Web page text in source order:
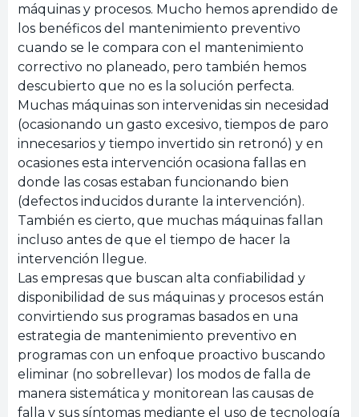
máquinas y procesos. Mucho hemos aprendido de
los benéficos del mantenimiento preventivo
cuando se le compara con el mantenimiento
correctivo no planeado, pero también hemos
descubierto que no es la solución perfecta.
Muchas máquinas son intervenidas sin necesidad
(ocasionando un gasto excesivo, tiempos de paro
innecesarios y tiempo invertido sin retronó) y en
ocasiones esta intervención ocasiona fallas en
donde las cosas estaban funcionando bien
(defectos inducidos durante la intervención).
También es cierto, que muchas máquinas fallan
incluso antes de que el tiempo de hacer la
intervención llegue.
Las empresas que buscan alta confiabilidad y
disponibilidad de sus máquinas y procesos están
convirtiendo sus programas basados en una
estrategia de mantenimiento preventivo en
programas con un enfoque proactivo buscando
eliminar (no sobrellevar) los modos de falla de
manera sistemática y monitorean las causas de
falla y sus síntomas mediante el uso de tecnología